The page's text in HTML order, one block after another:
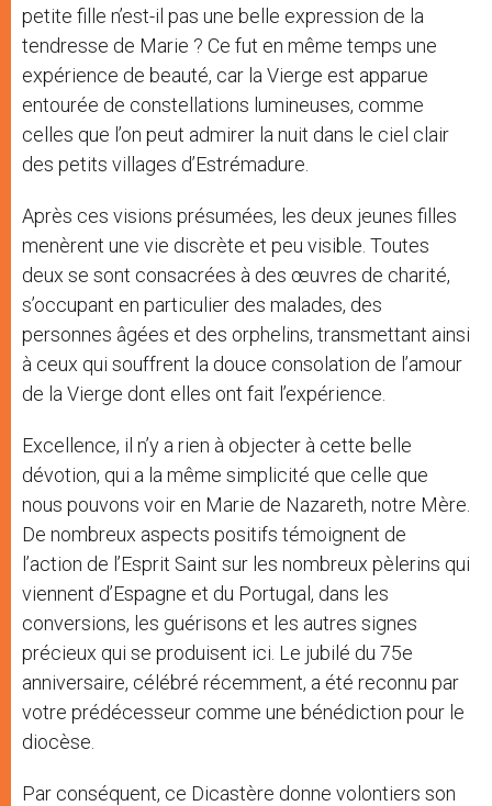
petite fille n’est-il pas une belle expression de la
tendresse de Marie ? Ce fut en même temps une
expérience de beauté, car la Vierge est apparue
entourée de constellations lumineuses, comme
celles que l’on peut admirer la nuit dans le ciel clair
des petits villages d’Estrémadure.
Après ces visions présumées, les deux jeunes filles
menèrent une vie discrète et peu visible. Toutes
deux se sont consacrées à des œuvres de charité,
s’occupant en particulier des malades, des
personnes âgées et des orphelins, transmettant ainsi
à ceux qui souffrent la douce consolation de l’amour
de la Vierge dont elles ont fait l’expérience.
Excellence, il n’y a rien à objecter à cette belle
dévotion, qui a la même simplicité que celle que
nous pouvons voir en Marie de Nazareth, notre Mère.
De nombreux aspects positifs témoignent de
l’action de l’Esprit Saint sur les nombreux pèlerins qui
viennent d’Espagne et du Portugal, dans les
conversions, les guérisons et les autres signes
précieux qui se produisent ici. Le jubilé du 75e
anniversaire, célébré récemment, a été reconnu par
votre prédécesseur comme une bénédiction pour le
diocèse.
Par conséquent, ce Dicastère donne volontiers son